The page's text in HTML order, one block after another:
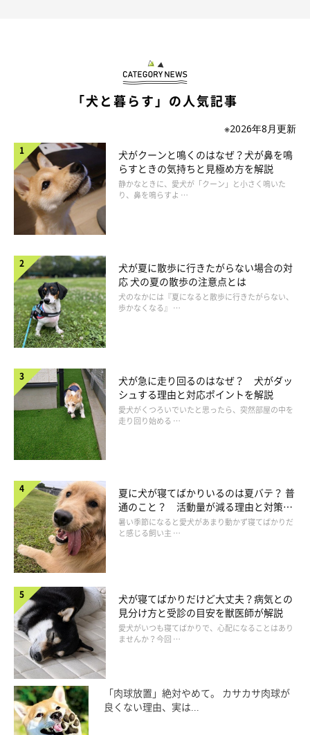
「犬と暮らす」の人気記事
※2026年8月更新
犬がクーンと鳴くのはなぜ？犬が鼻を鳴
らすときの気持ちと見極め方を解説
静かなときに、愛犬が「クーン」と小さく鳴いた
り、鼻を鳴らすよ …
犬が夏に散歩に行きたがらない場合の対
応 犬の夏の散歩の注意点とは
犬のなかには『夏になると散歩に行きたがらない、
歩かなくなる』 …
犬が急に走り回るのはなぜ？ 犬がダッ
シュする理由と対応ポイントを解説
愛犬がくつろいでいたと思ったら、突然部屋の中を
走り回り始める …
夏に犬が寝てばかりいるのは夏バテ？ 普
通のこと？ 活動量が減る理由と対策と
は
暑い季節になると愛犬があまり動かず寝てばかりだ
と感じる飼い主 …
犬が寝てばかりだけど大丈夫？病気との
見分け方と受診の目安を獣医師が解説
愛犬がいつも寝てばかりで、心配になることはあり
ませんか？今回 …
「肉球放置」絶対やめて。 カサカサ肉球が
良くない理由、実は...